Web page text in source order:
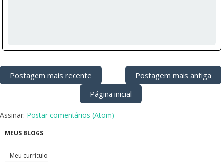
Postagem mais recente
Postagem mais antiga
Página inicial
Assinar: Postar comentários (Atom)
MEUS BLOGS
Meu currículo